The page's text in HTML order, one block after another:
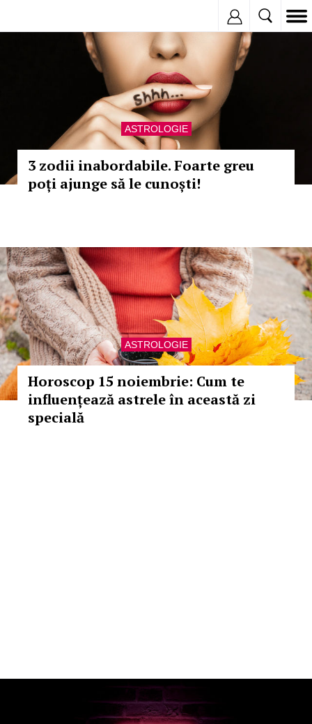
ASTROLOGIE
3 zodii inabordabile. Foarte greu
poți ajunge să le cunoști!
ASTROLOGIE
Horoscop 15 noiembrie: Cum te
influențează astrele în această zi
specială